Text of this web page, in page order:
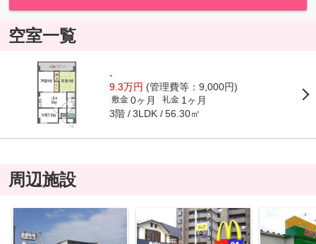
空室一覧
-
9.3万円 (管理費等：9,000円)
敷金 0ヶ月 礼金 1ヶ月
3階 3LDK 56.30㎡
周辺施設